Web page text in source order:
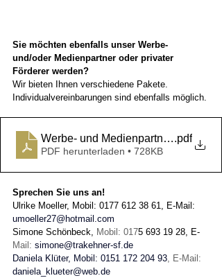
Sie möchten ebenfalls unser Werbe-
und/oder Medienpartner oder privater
Förderer werden?
Wir bieten Ihnen verschiedene Pakete.
Individualvereinbarungen sind ebenfalls möglich.
.pdf
PDF herunterladen • 728KB
Sprechen Sie uns an!
Ulrike Moeller, Mobil: 0177 612 38 61, E-Mail:
umoeller27@hotmail.com
Simone Schönbeck, Mobil: 0175 693 19 28, E-
Mail: simone@trakehner-sf.de
Daniela Klüter, Mobil: 0151 172 204 93 , E-Mail:
daniela_klueter@web.de